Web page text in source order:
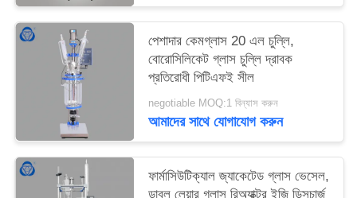
পেশাদার কেমগ্লাস 20 এল চুল্লি,
বোরোসিলিকেট গ্লাস চুল্লি দ্রাবক
প্রতিরোধী পিটিএফই সীল
negotiable MOQ:1 বিন্যাস করুন
আমাদের সাথে যোগাযোগ করুন
ফার্মাসিউটিক্যাল জ্যাকেটেড গ্লাস ভেসেল,
ডাবল লেয়ার গ্লাস রিঅ্যাক্টর ইজি ডিসচার্জ